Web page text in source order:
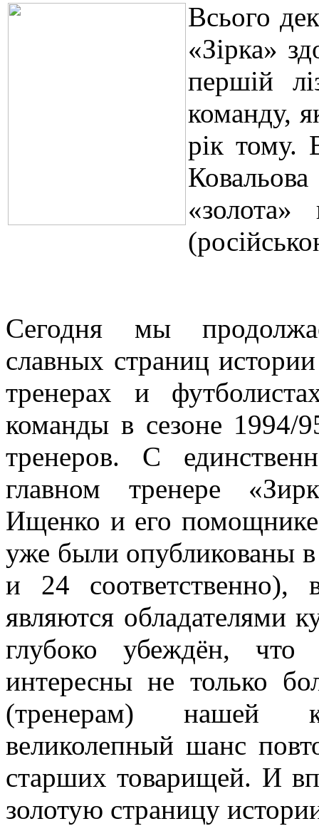
Всього
«Зірка»
першій
команду,
рік тому.
Сегодня мы
славных страниц
тренерах и
команды в сезоне 1994/
тренеров. С
главном тренере
Ищенко и его
уже были опубликованы
и 24 соответственно),
являются обладателями
глубоко убеждён,
интересны не только
(тренерам) нашей
великолепный шанс
старших товарищей. И
золотую страницу